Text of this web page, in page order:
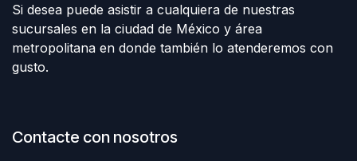
Si desea puede asistir a cualquiera de nuestras
sucursales en la ciudad de México y área
metropolitana en donde también lo atenderemos con
gusto.
Contacte con nosotros